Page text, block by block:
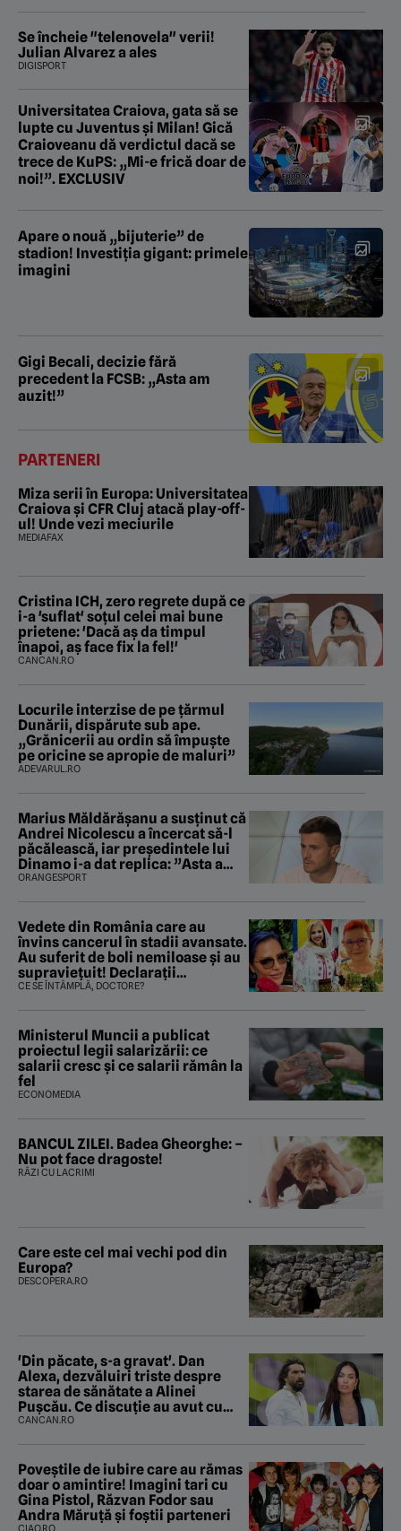
Se încheie "telenovela" verii!
Julian Alvarez a ales
DIGISPORT
Universitatea Craiova, gata să se
lupte cu Juventus și Milan! Gică
Craioveanu dă verdictul dacă se
trece de KuPS: „Mi-e frică doar de
noi!”. EXCLUSIV
Apare o nouă „bijuterie” de
stadion! Investiția gigant: primele
imagini
Gigi Becali, decizie fără
precedent la FCSB: „Asta am
auzit!”
PARTENERI
Miza serii în Europa: Universitatea
Craiova și CFR Cluj atacă play-off-
ul! Unde vezi meciurile
MEDIAFAX
Cristina ICH, zero regrete după ce
i-a 'suflat' soțul celei mai bune
prietene: 'Dacă aș da timpul
înapoi, aș face fix la fel!'
CANCAN.RO
Locurile interzise de pe țărmul
Dunării, dispărute sub ape.
„Grănicerii au ordin să împuște
pe oricine se apropie de maluri”
ADEVARUL.RO
Marius Măldărăşanu a susţinut că
Andrei Nicolescu a încercat să-l
păcălească, iar preşedintele lui
Dinamo i-a dat replica: ”Asta a
fost istoria”
ORANGESPORT
Vedete din România care au
învins cancerul în stadii avansate.
Au suferit de boli nemiloase şi au
supravieţuit! Declarații
sfâșietoare
CE SE ÎNTÂMPLĂ, DOCTORE?
Ministerul Muncii a publicat
proiectul legii salarizării: ce
salarii cresc și ce salarii rămân la
fel
ECONOMEDIA
BANCUL ZILEI. Badea Gheorghe: –
Nu pot face dragoste!
RÂZI CU LACRIMI
Care este cel mai vechi pod din
Europa?
DESCOPERA.RO
'Din păcate, s-a gravat'. Dan
Alexa, dezvăluiri triste despre
starea de sănătate a Alinei
Pușcău. Ce discuție au avut cu
două zile în urmă
CANCAN.RO
Poveştile de iubire care au rămas
doar o amintire! Imagini tari cu
Gina Pistol, Răzvan Fodor sau
Andra Măruţă şi foştii parteneri
CIAO.RO